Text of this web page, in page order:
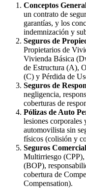
Conceptos
un contrato de
garantías, y los
indemnización y
Seguros de
Propietarios de
Vivienda Básica
de Estructura (A),
(C) y Pérdida de
Seguros de
negligencia,
coberturas de
Pólizas de Auto
lesiones corporales
automovilista sin
físicos (colisión y
Seguros
Multirriesgo (CPP),
(BOP),
cobertura de
Compensation).